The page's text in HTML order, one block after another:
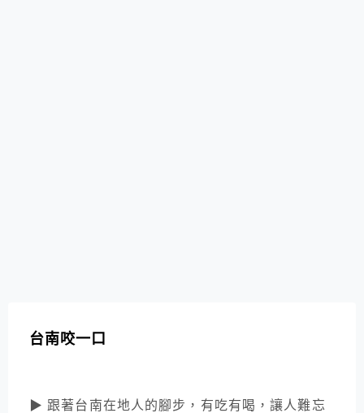
台南咬一口
▶ 跟著台南在地人的腳步，有吃有喝，讓人難忘